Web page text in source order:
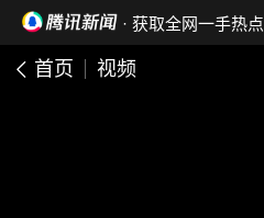
· 获取全网一手热点
首页 视频